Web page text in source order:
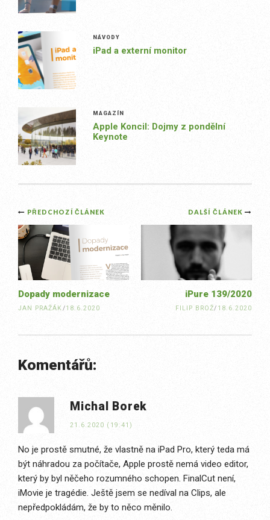
NÁVODY
iPad a externí monitor
MAGAZÍN
Apple Koncil: Dojmy z pondělní
Keynote
Post
navigation
DALŠÍ ČLÁNEK
iPure 139/2020
FILIP BROŽ/ 18.6.2020
PŘEDCHOZÍ ČLÁNEK
Dopady modernizace
JAN PRAŽÁK/18.6.2020
Komentářů:
Michal Borek
21.6.2020 (19:41)
No je prostě smutné, že vlastně na iPad Pro, který teda má
být náhradou za počítače, Apple prostě nemá video editor,
který by byl něčeho rozumného schopen. FinalCut není,
iMovie je tragédie. Ještě jsem se nedíval na Clips, ale
nepředpokládám, že by to něco měnilo.